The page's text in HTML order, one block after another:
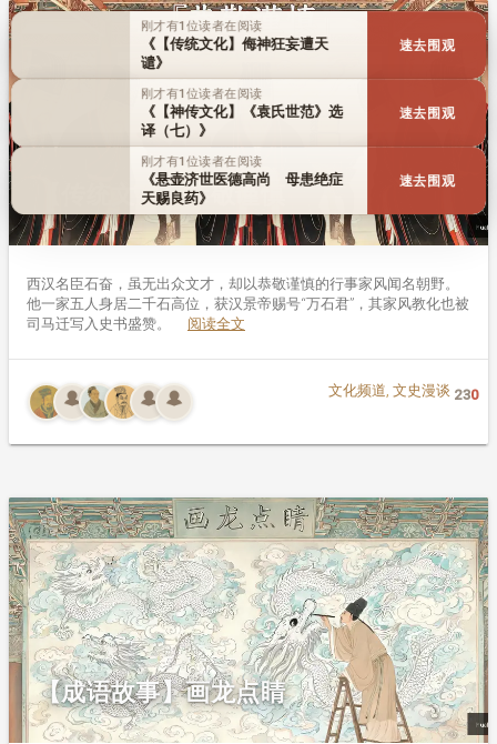
【传统文化】恭敬谨慎
西汉名臣石奋，虽无出众文才，却以恭敬谨慎的行事家风闻名朝野。
他一家五人身居二千石高位，获汉景帝赐号“万石君”，其家风教化也被
司马迁写入史书盛赞。 阅读全文
文化频道,文史漫谈 230
【成语故事】画龙点睛
刚才有1位读者在阅读
《【传统文化】侮神狂妄遭天
谴》
速去围观
刚才有1位读者在阅读
《【神传文化】《袁氏世范》选
译（七）》
速去围观
刚才有1位读者在阅读
《悬壶济世医德高尚 母患绝症
天赐良药》
速去围观